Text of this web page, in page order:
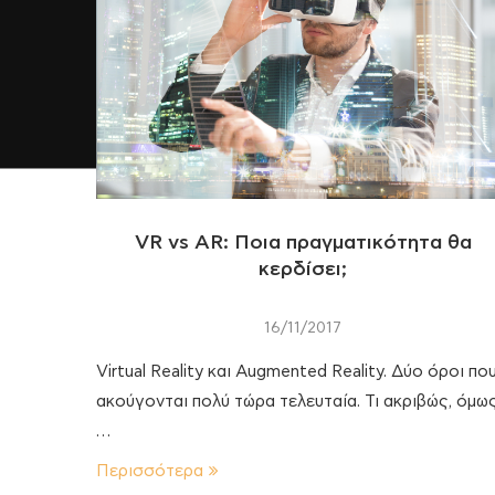
VR vs AR: Ποια πραγματικότητα θα
κερδίσει;
16/11/2017
Virtual Reality και Augmented Reality. Δύο όροι
ακούγονται πολύ τώρα τελευταία. Τι ακριβώς,
…
Περισσότερα